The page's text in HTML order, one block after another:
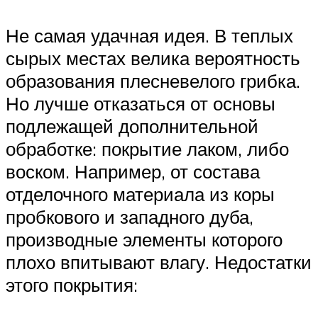
Не самая удачная идея. В теплых
сырых местах велика вероятность
образования плесневелого грибка.
Но лучше отказаться от основы
подлежащей дополнительной
обработке: покрытие лаком, либо
воском. Например, от состава
отделочного материала из коры
пробкового и западного дуба,
производные элементы которого
плохо впитывают влагу. Недостатки
этого покрытия: